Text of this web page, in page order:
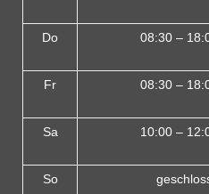
Do 08:30 –
Fr 08:30 –
Sa 10:00 –
So